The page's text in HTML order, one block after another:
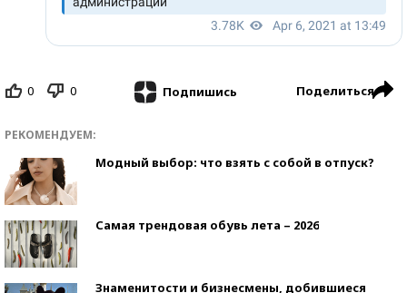
0 0 Подпишись Поделиться
РЕКОМЕНДУЕМ:
Модный выбор: что взять с собой в отпуск?
Самая трендовая обувь лета – 2026
Знаменитости и бизнесмены, добившиеся